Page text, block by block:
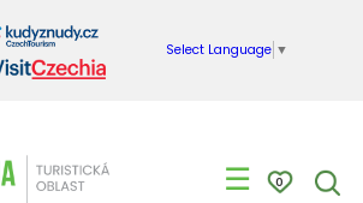
Select Language ▼
☰ 0